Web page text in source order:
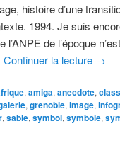
histoire d’une
1994. Je suis
l’ANPE de l’époque
Continuer la lecture →
, amiga, anecdote,
, grenoble, image,
, sable, symbol, symbole,